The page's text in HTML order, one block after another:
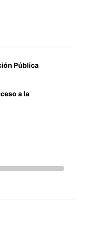
Pública
a la